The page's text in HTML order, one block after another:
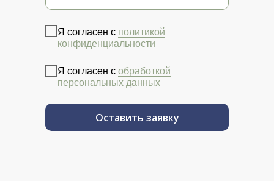
Я согласен с политикой
конфиденциальности
Я согласен с обработкой
персональных данных
Оставить заявку